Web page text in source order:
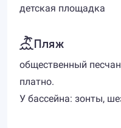
детская площадка
Пляж
общественный
платно.
У бассейна: зонты,